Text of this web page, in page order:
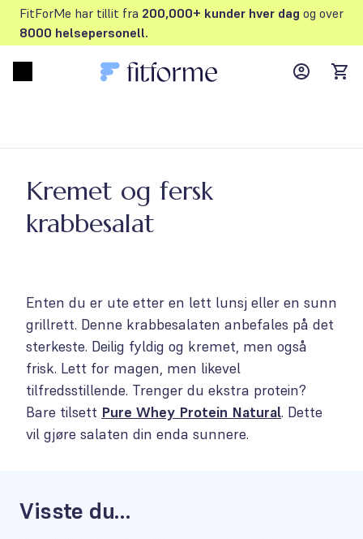
FitForMe har tillit fra 200,000+ kunder hver dag og over
8000 helsepersonell.
MyFFM
Kremet og fersk
krabbesalat
Enten du er ute etter en lett lunsj eller en sunn
grillrett. Denne krabbesalaten anbefales på det
sterkeste. Deilig fyldig og kremet, men også
frisk. Lett for magen, men likevel
tilfredsstillende. Trenger du ekstra protein?
Bare tilsett Pure Whey Protein Natural. Dette
vil gjøre salaten din enda sunnere.
Visste du…